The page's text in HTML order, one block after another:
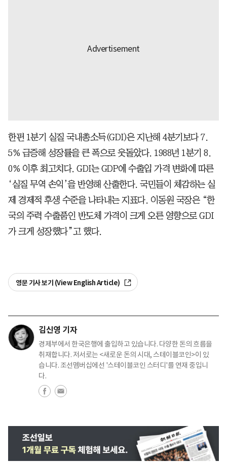
한편 1분기 실질 국내총소득(GDI)은 지난해 4분기보다 7.
5% 급증해 성장률을 큰 폭으로 웃돌았다. 1988년 1분기 8.
0% 이후 최고치다. GDI는 GDP에 수출입 가격 변화에 따른
‘실질 무역 손익’을 반영해 산출한다. 국민들이 체감하는 실
제 경제적 후생 수준을 나타내는 지표다. 이동원 국장은 “한
국의 주력 수출품인 반도체 가격이 크게 오른 영향으로 GDI
가 크게 성장했다”고 했다.
영문 기사 보기 (View English Article)
김신영 기자
경제부에서 한국은행에 출입하고 있습니다. 다양한 돈의 흐름을
취재합니다. 저서로는 <새로운 돈의 시대, 스테이블코인>이 있
습니다. 조선멤버십에선 '스테이블코인 스터디'를 연재 중입니
다.